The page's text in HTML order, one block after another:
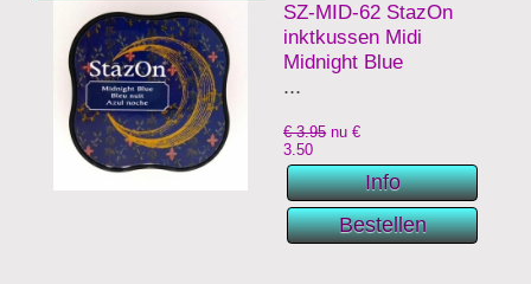
SZ-MID-62 StazOn
inktkussen Midi
Midnight Blue
...
€ 3.95 nu €
3.50